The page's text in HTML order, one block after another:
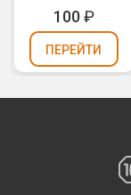
см
100₽
ПЕРЕЙТИ